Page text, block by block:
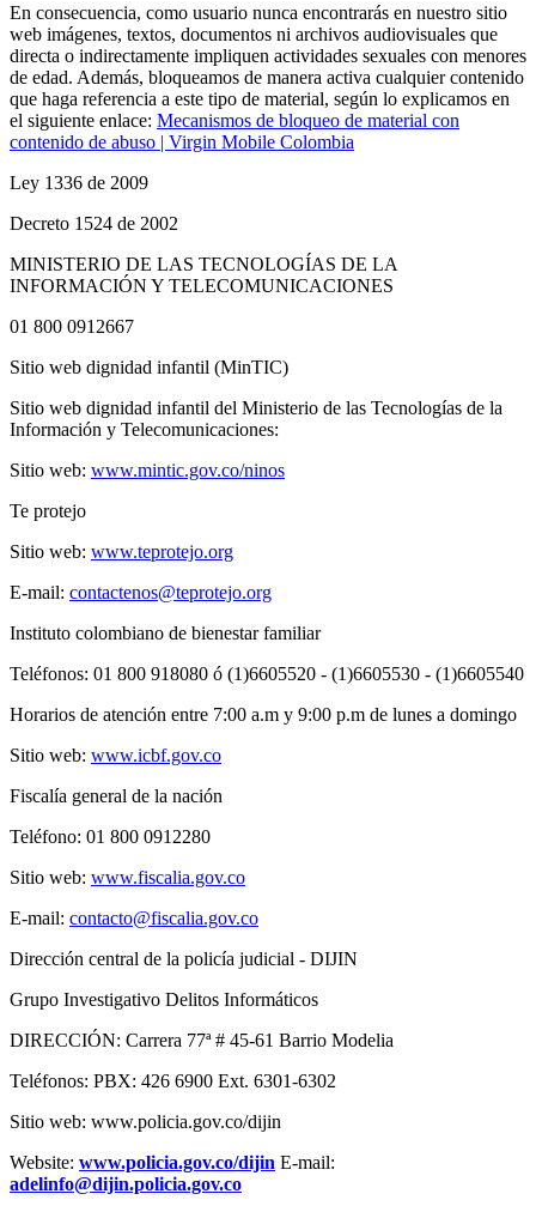
En consecuencia, como usuario nunca encontrarás en nuestro sitio
web imágenes, textos, documentos ni archivos audiovisuales que
directa o indirectamente impliquen actividades sexuales con menores
de edad. Además, bloqueamos de manera activa cualquier contenido
que haga referencia a este tipo de material, según lo explicamos en
el siguiente enlace: Mecanismos de bloqueo de material con
contenido de abuso | Virgin Mobile Colombia
Ley 1336 de 2009
Decreto 1524 de 2002
MINISTERIO DE LAS TECNOLOGÍAS DE LA
INFORMACIÓN Y TELECOMUNICACIONES
01 800 0912667
Sitio web dignidad infantil (MinTIC)
Sitio web dignidad infantil del Ministerio de las Tecnologías de la
Información y Telecomunicaciones:
Sitio web: www.mintic.gov.co/ninos
Te protejo
Sitio web: www.teprotejo.org
E-mail: contactenos@teprotejo.org
Instituto colombiano de bienestar familiar
Teléfonos: 01 800 918080 ó (1)6605520 - (1)6605530 - (1)6605540
Horarios de atención entre 7:00 a.m y 9:00 p.m de lunes a domingo
Sitio web: www.icbf.gov.co
Fiscalía general de la nación
Teléfono: 01 800 0912280
Sitio web: www.fiscalia.gov.co
E-mail: contacto@fiscalia.gov.co
Dirección central de la policía judicial - DIJIN
Grupo Investigativo Delitos Informáticos
DIRECCIÓN: Carrera 77ª # 45-61 Barrio Modelia
Teléfonos: PBX: 426 6900 Ext. 6301-6302
Sitio web: www.policia.gov.co/dijin
Website: www.policia.gov.co/dijin E-mail:
adelinfo@dijin.policia.gov.co